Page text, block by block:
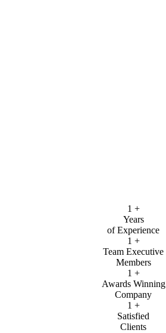
1 +
Years
of Experience
1 +
Team Executive
Members
1 +
Awards Winning
Company
1 +
Satisfied
Clients